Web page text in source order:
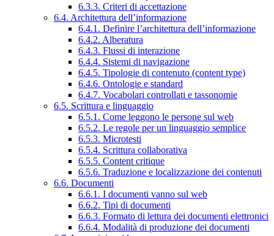
6.3.3. Criteri di accettazione
6.4. Architettura dell’informazione
6.4.1. Definire l’architettura dell’informazione
6.4.2. Alberatura
6.4.3. Flussi di interazione
6.4.4. Sistemi di navigazione
6.4.5. Tipologie di contenuto (content type)
6.4.6. Ontologie e standard
6.4.7. Vocabolari controllati e tassonomie
6.5. Scrittura e linguaggio
6.5.1. Come leggono le persone sul web
6.5.2. Le regole per un linguaggio semplice
6.5.3. Microtesti
6.5.4. Scrittura collaborativa
6.5.5. Content critique
6.5.6. Traduzione e localizzazione dei contenuti
6.6. Documenti
6.6.1. I documenti vanno sul web
6.6.2. Tipi di documenti
6.6.3. Formato di lettura dei documenti elettronici
6.6.4. Modalità di produzione dei documenti